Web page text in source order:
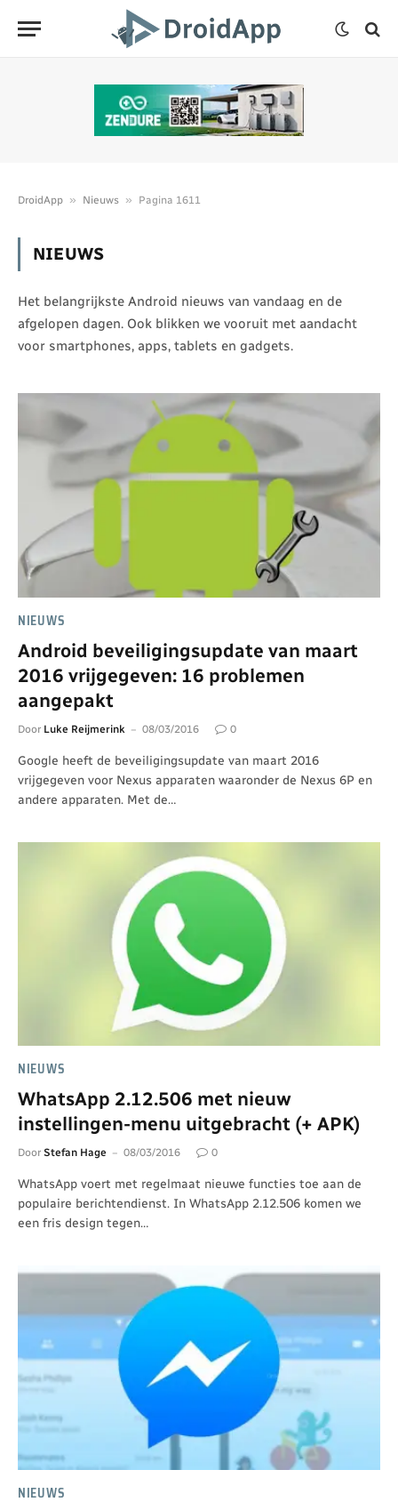
DroidApp » Nieuws » Pagina 1611
NIEUWS
Het belangrijkste Android nieuws van vandaag en de
afgelopen dagen. Ook blikken we vooruit met aandacht
voor smartphones, apps, tablets en gadgets.
NIEUWS
Android beveiligingsupdate van maart
2016 vrijgegeven: 16 problemen
aangepakt
Door Luke Reijmerink 08/03/2016 0
Google heeft de beveiligingsupdate van maart 2016
vrijgegeven voor Nexus apparaten waaronder de Nexus 6P en
andere apparaten. Met de…
NIEUWS
WhatsApp 2.12.506 met nieuw
instellingen-menu uitgebracht (+ APK)
Door Stefan Hage 08/03/2016 0
WhatsApp voert met regelmaat nieuwe functies toe aan de
populaire berichtendienst. In WhatsApp 2.12.506 komen we
een fris design tegen…
NIEUWS